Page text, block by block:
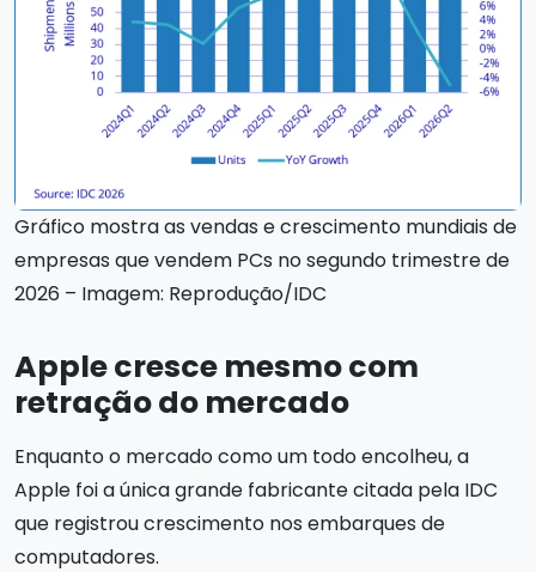
Gráfico mostra as vendas e crescimento mundiais de
empresas que vendem PCs no segundo trimestre de
2026 – Imagem: Reprodução/IDC
Apple cresce mesmo com
retração do mercado
Enquanto o mercado como um todo encolheu, a
Apple foi a única grande fabricante citada pela IDC
que registrou crescimento nos embarques de
computadores.